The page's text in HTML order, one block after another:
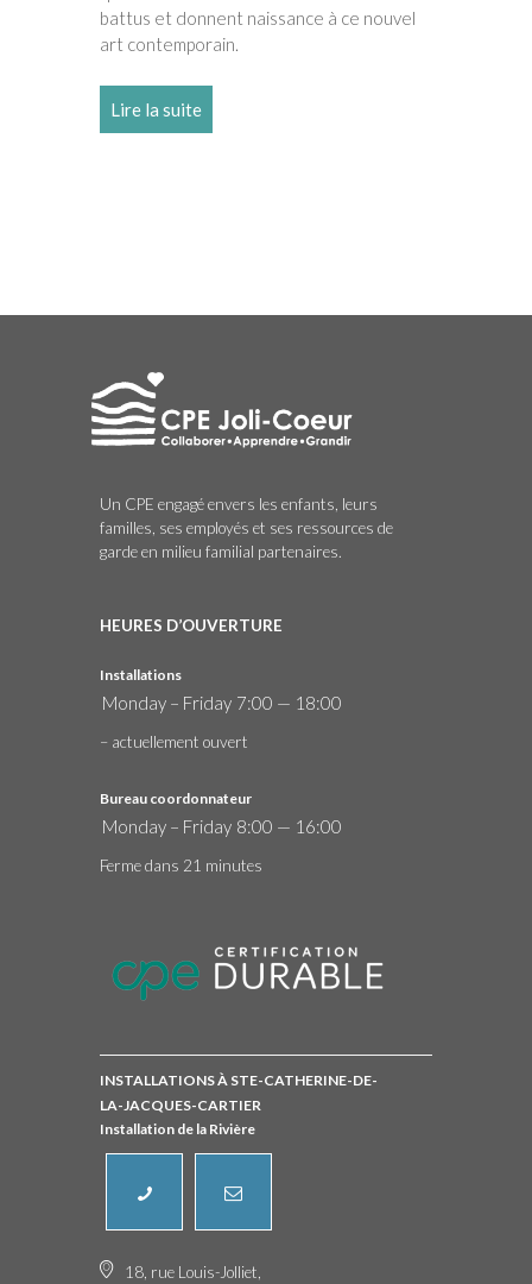
battus et donnent naissance à ce nouvel
art contemporain.
Lire la suite
Un CPE engagé envers les enfants, leurs
familles, ses employés et ses ressources de
garde en milieu familial partenaires.
HEURES D’OUVERTURE
Installations
Monday – Friday 7:00 — 18:00
– actuellement ouvert
Bureau coordonnateur
Monday – Friday 8:00 — 16:00
Ferme dans 21 minutes
INSTALLATIONS À STE-CATHERINE-DE-
LA-JACQUES-CARTIER
Installation de la Rivière
18, rue Louis-Jolliet,